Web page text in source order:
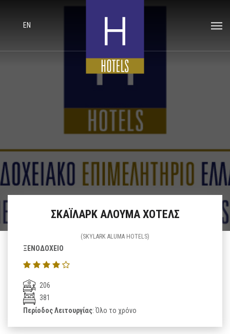
EN
ΣΚΑΪΛΑΡΚ ΑΛΟΥΜΑ ΧΟΤΕΛΣ
(SKYLARK ALUMA HOTELS)
ΞΕΝΟΔΟΧΕΙΟ
206
381
Περίοδος Λειτουργίας: Όλο το χρόνο